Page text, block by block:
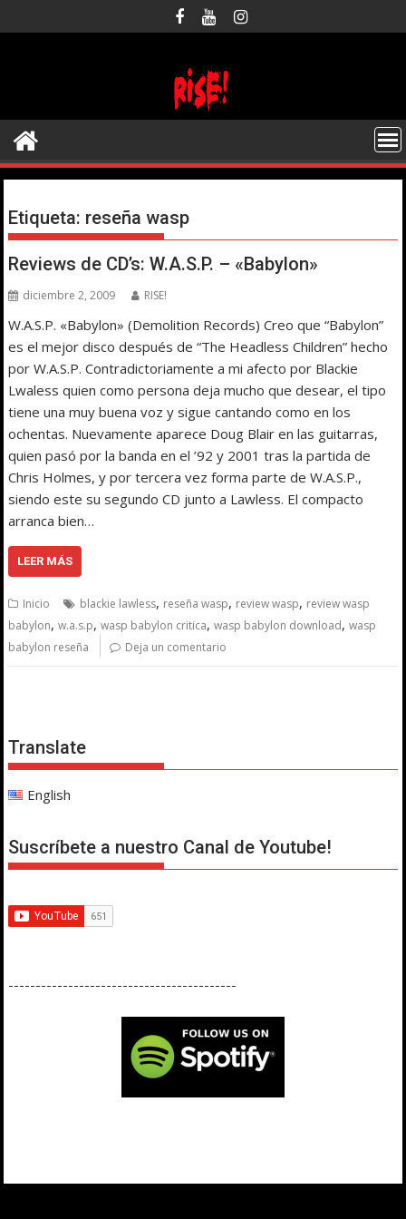
al
Etiqueta: reseña wasp
Reviews de CD’s: W.A.S.P. – «Babylon»
diciembre 2, 2009 RISE!
W.A.S.P. «Babylon» (Demolition Records) Creo que “Babylon”
es el mejor disco después de “The Headless Children” hecho
por W.A.S.P. Contradictoriamente a mi afecto por Blackie
Lwaless quien como persona deja mucho que desear, el tipo
tiene una muy buena voz y sigue cantando como en los
ochentas. Nuevamente aparece Doug Blair en las guitarras,
quien pasó por la banda en el ’92 y 2001 tras la partida de
Chris Holmes, y por tercera vez forma parte de W.A.S.P.,
siendo este su segundo CD junto a Lawless. El compacto
arranca bien…
LEER MÁS
Inicio blackie lawless, reseña wasp, review wasp, review wasp
babylon,w.a.s.p,wasp babylon critica,wasp babylon download,wasp
babylon reseña
Deja un comentario
Translate
English
Suscríbete a nuestro Canal de Youtube!
------------------------------------------